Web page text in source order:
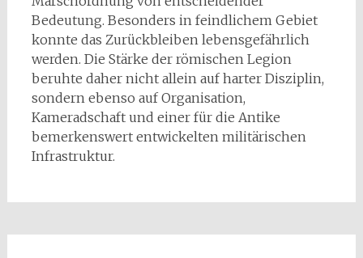
Bedeutung. Besonders in feindlichem Gebiet
konnte das Zurückbleiben lebensgefährlich
werden. Die Stärke der römischen Legion
beruhte daher nicht allein auf harter Disziplin,
sondern ebenso auf Organisation,
Kameradschaft und einer für die Antike
bemerkenswert entwickelten militärischen
Infrastruktur.